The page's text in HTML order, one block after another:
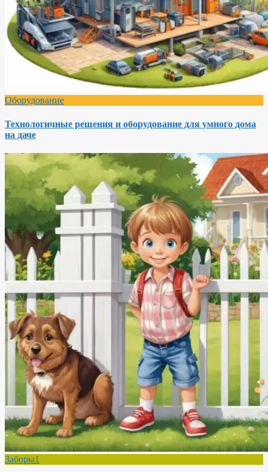
Оборудование
Технологичные решения и оборудование для умного дома
на даче
Заборы1